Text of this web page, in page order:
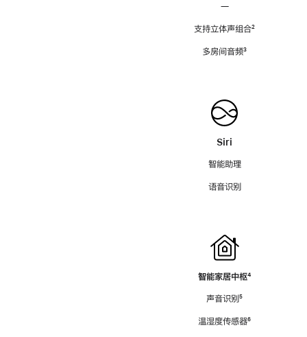
—
支持立体声组合脚
²
多房间音频脚
³
Siri
智能助理
语音识别
智能家居中枢脚
⁴
声音识别脚
⁵
温湿度传感器脚
⁶